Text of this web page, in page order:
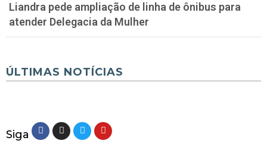
Liandra pede ampliação de linha de ônibus para
atender Delegacia da Mulher
ÚLTIMAS NOTÍCIAS
Siga